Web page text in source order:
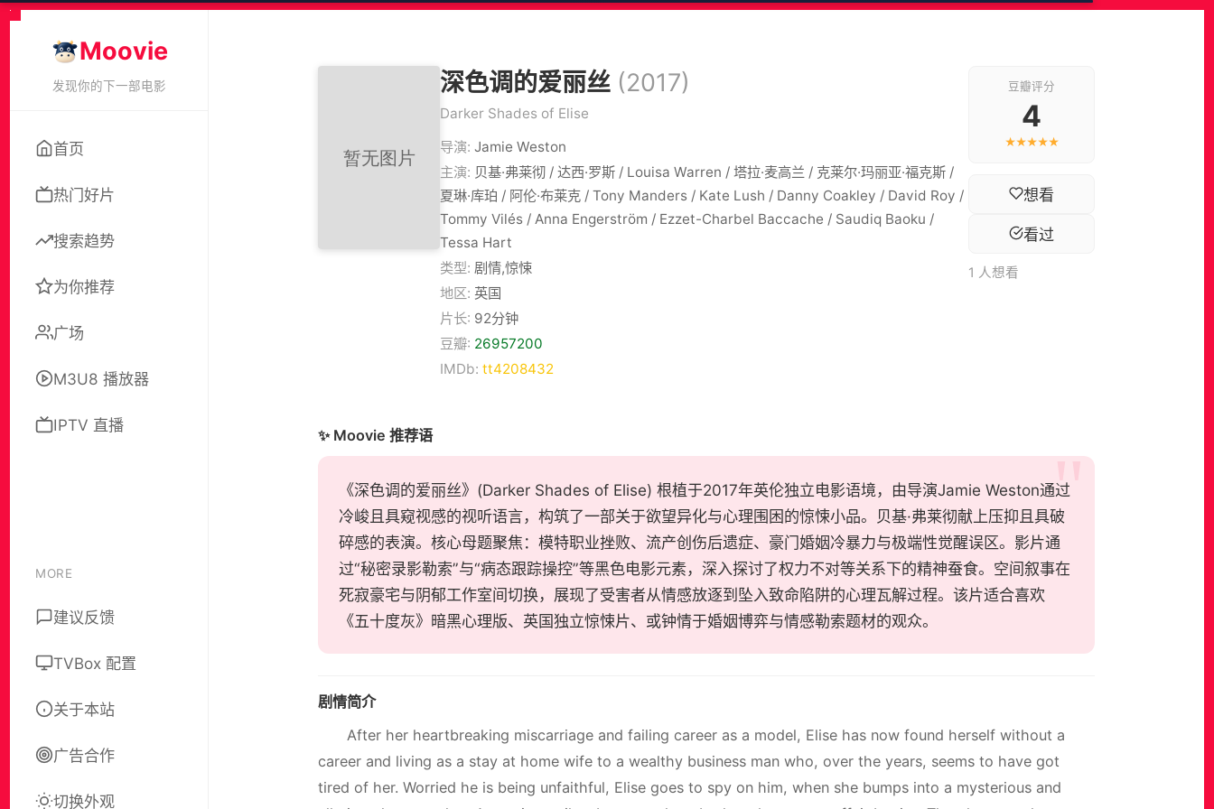
Moovie
发现你的下一部电影
首页
热门好片
搜索趋势
为你推荐
广场
M3U8 播放器
IPTV 直播
MORE
建议反馈
TVBox 配置
关于本站
广告合作
切换外观
深色调的爱丽丝 (2017)
Darker Shades of Elise
导演: Jamie Weston
主演: 贝基·弗莱彻 / 达西·罗斯 / Louisa Warren / 塔拉·麦高兰 / 克莱尔·玛丽亚·福克斯 /
夏琳·库珀 / 阿伦·布莱克 / Tony Manders / Kate Lush / Danny Coakley / David Roy /
Tommy Vilés / Anna Engerström / Ezzet-Charbel Baccache / Saudiq Baoku /
Tessa Hart
类型: 剧情,惊悚
地区: 英国
片长: 92分钟
豆瓣: 26957200
IMDb: tt4208432
豆瓣评分
4
★★★★★
想看
看过
1 人想看
✨ Moovie 推荐语
《深色调的爱丽丝》(Darker Shades of Elise) 根植于2017年英伦独立电影语境，由导演Jamie Weston通过
冷峻且具窥视感的视听语言，构筑了一部关于欲望异化与心理围困的惊悚小品。贝基·弗莱彻献上压抑且具破
碎感的表演。核心母题聚焦：模特职业挫败、流产创伤后遗症、豪门婚姻冷暴力与极端性觉醒误区。影片通
过“秘密录影勒索”与“病态跟踪操控”等黑色电影元素，深入探讨了权力不对等关系下的精神蚕食。空间叙事在
死寂豪宅与阴郁工作室间切换，展现了受害者从情感放逐到坠入致命陷阱的心理瓦解过程。该片适合喜欢
《五十度灰》暗黑心理版、英国独立惊悚片、或钟情于婚姻博弈与情感勒索题材的观众。
剧情简介
After her heartbreaking miscarriage and failing career as a model, Elise has now found herself without a
career and living as a stay at home wife to a wealthy business man who, over the years, seems to have got
tired of her. Worried he is being unfaithful, Elise goes to spy on him, when she bumps into a mysterious and